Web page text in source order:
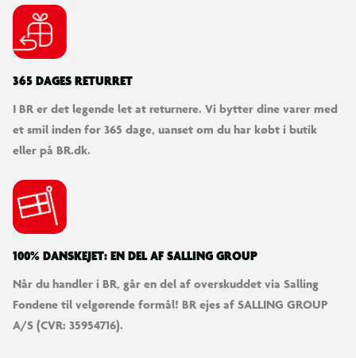
Tilbehør: Ringklokke
Cykelmakker er vores partner når din cykel kræver service, for
alle cykler solgt hos Salling Group. Når du har købt en cykel
anbefaler vi, at du opretter din cykel hos Cykelmakker - enten
din kvittering, billede af cyklen samt stelnummer. Med app'en
kan du også modtage notifikationer bl.a. omkring vedligehold
af din cykel. App’en hedder Cykelmakker og kan hentes i både
App Store og Google Play.
Vær opmærksom på
Det er dit ansvar at få noteret dit stelnummer, hvis din cykel
365 DAGES RETURRET
I BR er det legende let at returnere. Vi bytter dine varer med
et smil inden for 365 dage, uanset om du har købt i butik
eller på BR.dk.
100% DANSKEJET: EN DEL AF SALLING GROUP
Når du handler i BR, går en del af overskuddet via Salling
Fondene til velgørende formål! BR ejes af SALLING GROUP
A/S (CVR: 35954716).